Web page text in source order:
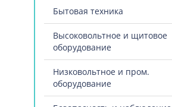
Бытовая техника
Высоковольтное и щитовое
оборудование
Низковольтное и пром.
оборудование